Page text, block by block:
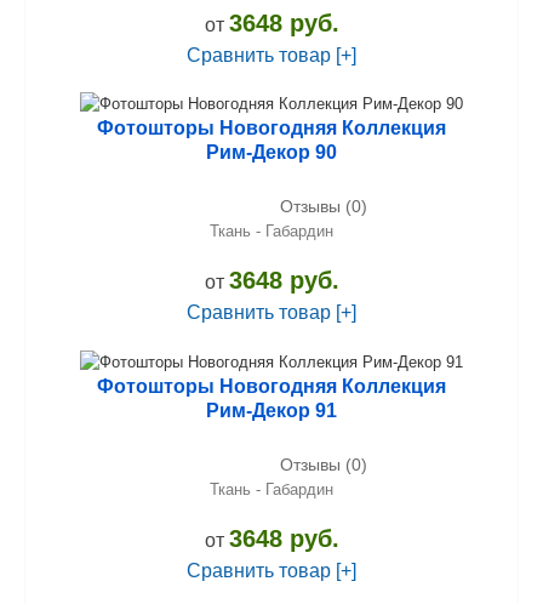
от 3648 руб.
Сравнить товар [+]
Фотошторы Новогодняя Коллекция
Рим-Декор 90
Отзывы (0)
Ткань - Габардин
от 3648 руб.
Сравнить товар [+]
Фотошторы Новогодняя Коллекция
Рим-Декор 91
Отзывы (0)
Ткань - Габардин
от 3648 руб.
Сравнить товар [+]